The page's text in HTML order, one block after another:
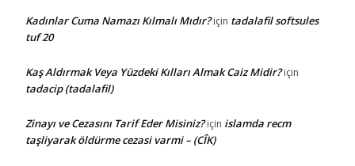
Kadınlar Cuma Namazı Kılmalı Mıdır?için tadalafil softsules
tuf 20
Kaş Aldırmak Veya Yüzdeki Kılları Almak Caiz Midir?için
tadacip (tadalafil)
Zinayı ve Cezasını Tarif Eder Misiniz?için islamda recm
taşliyarak öldürme cezasi varmi – (CÎK)